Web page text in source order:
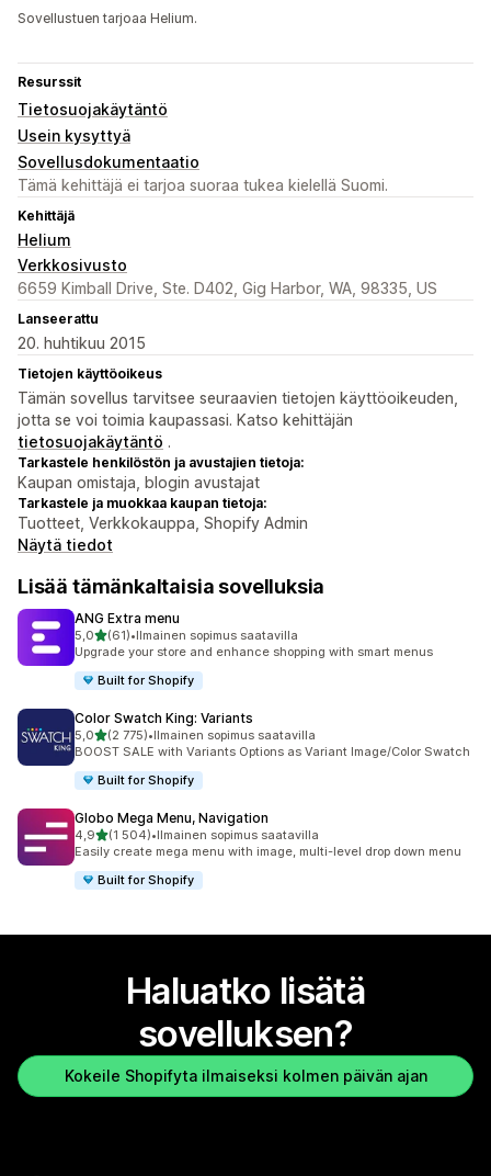
Sovellustuen tarjoaa Helium.
Resurssit
Tietosuojakäytäntö
Usein kysyttyä
Sovellusdokumentaatio
Tämä kehittäjä ei tarjoa suoraa tukea kielellä Suomi.
Kehittäjä
Helium
Verkkosivusto
6659 Kimball Drive, Ste. D402, Gig Harbor, WA, 98335, US
Lanseerattu
20. huhtikuu 2015
Tietojen käyttöoikeus
Tämän sovellus tarvitsee seuraavien tietojen käyttöoikeuden,
jotta se voi toimia kaupassasi. Katso kehittäjän
tietosuojakäytäntö .
Tarkastele henkilöstön ja avustajien tietoja:
Kaupan omistaja, blogin avustajat
Tarkastele ja muokkaa kaupan tietoja:
Tuotteet, Verkkokauppa, Shopify Admin
Näytä tiedot
Lisää tämänkaltaisia sovelluksia
ANG Extra menu
5,0/ 5 tähteä
(61)
61 arvostelua yhteensä
•Ilmainen sopimus saatavilla
Upgrade your store and enhance shopping with smart menus
Built for Shopify
Color Swatch King: Variants
5,0/ 5 tähteä
(2 775)
2775 arvostelua yhteensä
•Ilmainen sopimus saatavilla
BOOST SALE with Variants Options as Variant Image/Color Swatch
Built for Shopify
Globo Mega Menu, Navigation
4,9/ 5 tähteä
(1 504)
1504 arvostelua yhteensä
•Ilmainen sopimus saatavilla
Easily create mega menu with image, multi-level drop down menu
Built for Shopify
Haluatko lisätä
sovelluksen?
Kokeile Shopifyta ilmaiseksi kolmen päivän ajan